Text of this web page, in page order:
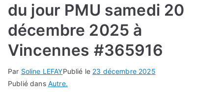
du jour PMU samedi 20
décembre 2025 à
Vincennes #365916
Par Soline LEFAYPublié le 23 décembre 2025
Publié dans Autre.